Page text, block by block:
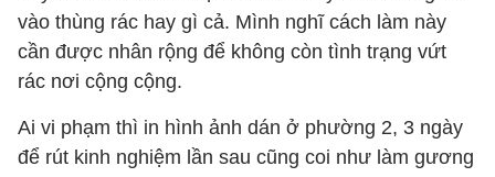
vào thùng rác hay gì cả. Mình nghĩ cách làm này
cần được nhân rộng để không còn tình trạng vứt
rác nơi cộng cộng.
Ai vi phạm thì in hình ảnh dán ở phường 2, 3 ngày
để rút kinh nghiệm lần sau cũng coi như làm gương